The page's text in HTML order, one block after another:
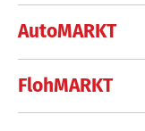
AutoMARKT
FlohMARKT